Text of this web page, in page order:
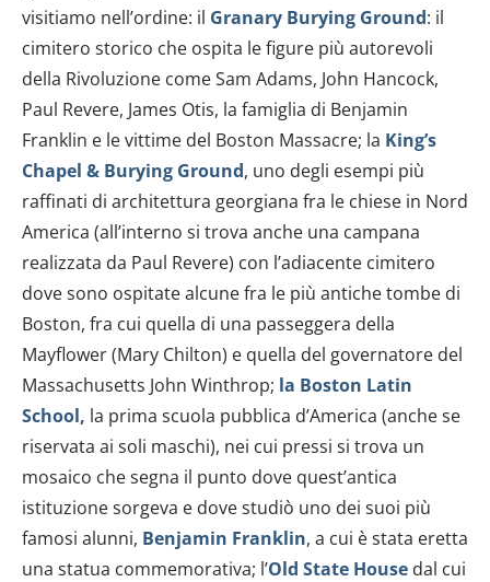
visitiamo nell’ordine: il Granary Burying Ground: il
cimitero storico che ospita le figure più autorevoli
della Rivoluzione come Sam Adams, John Hancock,
Paul Revere, James Otis, la famiglia di Benjamin
Franklin e le vittime del Boston Massacre; la King’s
Chapel & Burying Ground, uno degli esempi più
raffinati di architettura georgiana fra le chiese in Nord
America (all’interno si trova anche una campana
realizzata da Paul Revere) con l’adiacente cimitero
dove sono ospitate alcune fra le più antiche tombe di
Boston, fra cui quella di una passeggera della
Mayflower (Mary Chilton) e quella del governatore del
Massachusetts John Winthrop; la Boston Latin
School, la prima scuola pubblica d’America (anche se
riservata ai soli maschi), nei cui pressi si trova un
mosaico che segna il punto dove quest’antica
istituzione sorgeva e dove studiò uno dei suoi più
famosi alunni, Benjamin Franklin, a cui è stata eretta
una statua commemorativa; l’Old State House dal cui